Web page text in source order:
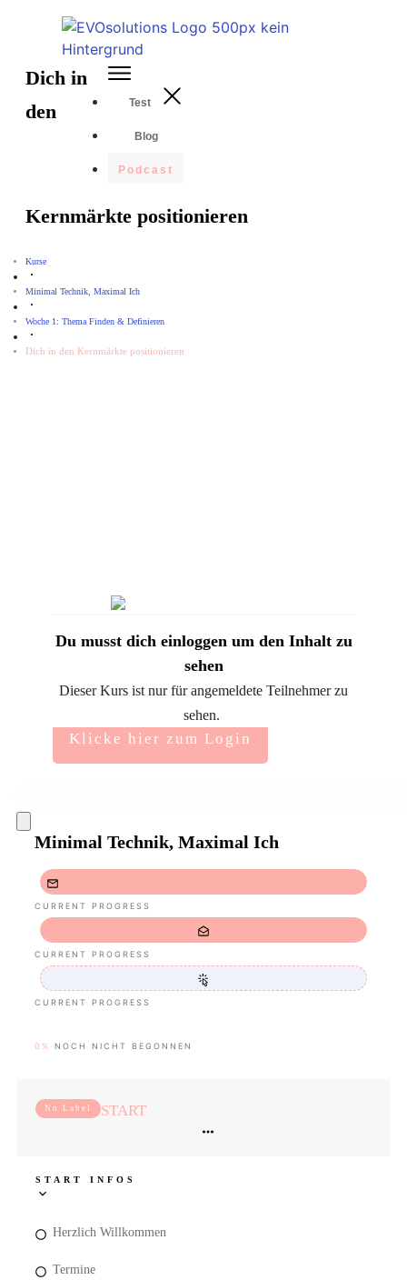
Test
Blog
Podcast
Dich in
den
Kernmärkte positionieren
Kurse
Minimal Technik, Maximal Ich
Woche 1: Thema Finden & Definieren
Dich in den Kernmärkte positionieren
Du musst dich einloggen um den Inhalt zu
sehen
Dieser Kurs ist nur für angemeldete Teilnehmer zu
sehen.
Klicke hier zum Login
Minimal Technik, Maximal Ich
CURRENT PROGRESS
CURRENT PROGRESS
CURRENT PROGRESS
0% NOCH NICHT BEGONNEN
No Label START
START INFOS
Herzlich Willkommen
Termine